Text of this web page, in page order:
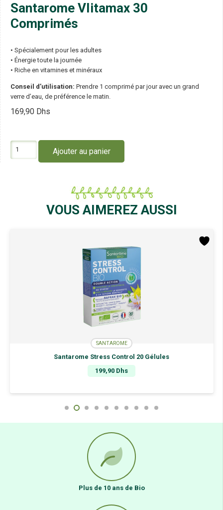
Santarome VIitamax 30
Comprimés
• Spécialement pour les adultes
• Énergie toute la journée
• Riche en vitamines et minéraux
Conseil d’utilisation: Prendre 1 comprimé par jour avec un grand
verre d’eau, de préférence le matin.
169,90 Dhs
Santarome
Ajouter au panier
VOUS AIMEREZ AUSSI
SANTAROME
Santarome Stress Control 20 Gélules
199,90 Dhs
Plus de 10 ans de Bio